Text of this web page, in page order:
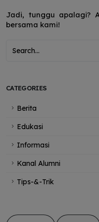
Jadi, tunggu apalagi?
bersama kami!
CATEGORIES
Berita
Edukasi
Informasi
Kanal Alumni
Tips-&-Trik